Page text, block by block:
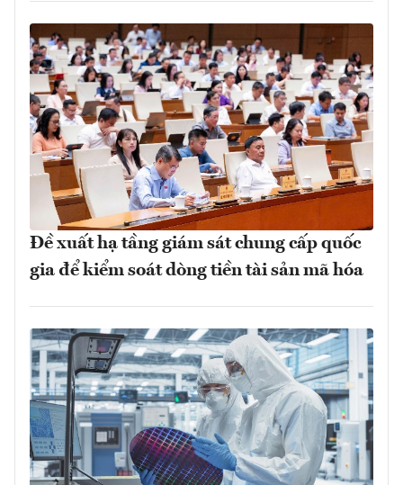
Đề xuất hạ tầng giám sát chung cấp quốc
gia để kiểm soát dòng tiền tài sản mã hóa